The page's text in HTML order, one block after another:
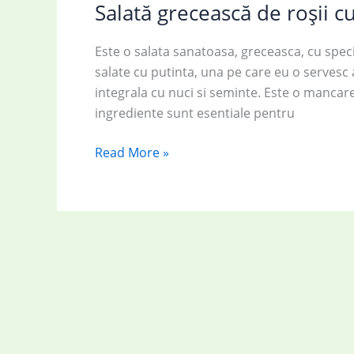
Salată grecească de roșii
Este o salata sanatoasa, greceasca, cu
salate cu putinta, una pe care eu o
integrala cu nuci si seminte. Este o
ingrediente sunt esentiale pentru
Salată
roșii
Read More »